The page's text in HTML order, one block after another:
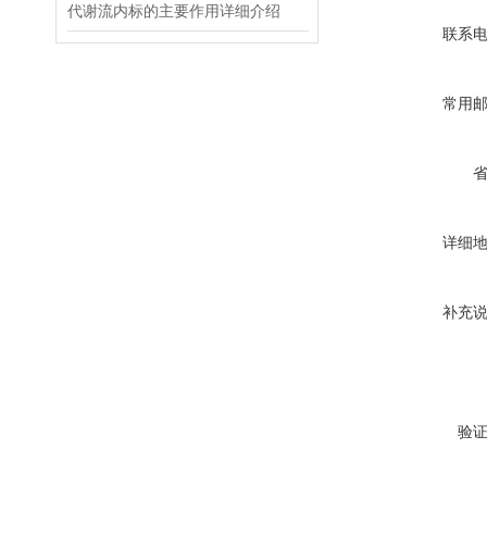
代谢流内标的主要作用详细介绍
联系
常用
详细
补充
验